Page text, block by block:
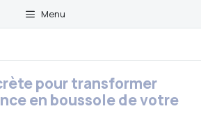
Menu
pour transformer
en boussole de votre